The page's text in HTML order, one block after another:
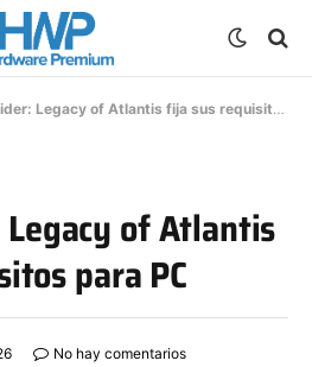
Legacy of Atlantis fija sus requisitos para PC
of Atlantis
para PC
No hay comentarios